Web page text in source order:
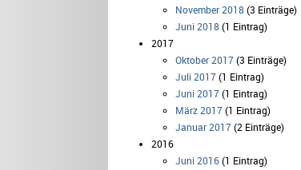
November 2018 (3 Einträge)
Juni 2018 (1 Eintrag)
2017
Oktober 2017(3 Einträge)
Juli 2017(1 Eintrag)
Juni 2017(1 Eintrag)
März 2017(1 Eintrag)
Januar 2017(2 Einträge)
2016
Juni 2016(1 Eintrag)